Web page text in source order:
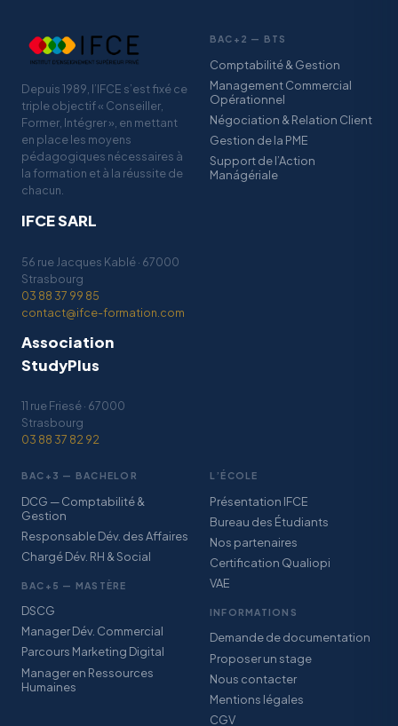
Depuis 1989, l’IFCE s’est fixé ce
triple objectif « Conseiller,
Former, Intégrer », en mettant
en place les moyens
pédagogiques nécessaires à
la formation et à la réussite de
chacun.
IFCE SARL
56 rue Jacques Kablé · 67000
Strasbourg
03 88 37 99 85
contact@ifce-formation.com
Association
StudyPlus
11 rue Friesé · 67000
Strasbourg
03 88 37 82 92
BAC+2 — BTS
Comptabilité & Gestion
Management Commercial
Opérationnel
Négociation & Relation Client
Gestion de la PME
Support de l’Action
Manágériale
BAC+3 — BACHELOR
DCG — Comptabilité &
Gestion
Responsable Dév. des Affaires
Chargé Dév. RH & Social
BAC+5 — MASTÈRE
DSCG
Manager Dév. Commercial
Parcours Marketing Digital
Manager en Ressources
Humaines
L’ÉCOLE
Présentation IFCE
Bureau des Étudiants
Nos partenaires
Certification Qualiopi
VAE
INFORMATIONS
Demande de documentation
Proposer un stage
Nous contacter
Mentions légales
CGV